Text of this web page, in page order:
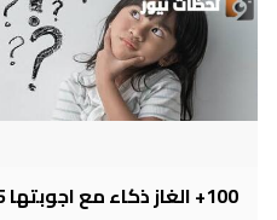
100+ الغاز ذكاء مع اجوبتها 2025 لأصحاب الذكاء الخارق